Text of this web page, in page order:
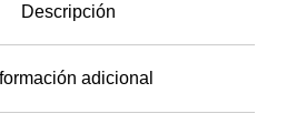
Descripción
adicional